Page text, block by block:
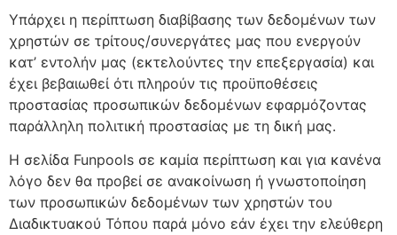
Υπάρχει η περίπτωση διαβίβασης των δεδομένων των
χρηστών σε τρίτους/συνεργάτες μας που ενεργούν
κατ’ εντολήν μας (εκτελούντες την επεξεργασία) και
έχει βεβαιωθεί ότι πληρούν τις προϋποθέσεις
προστασίας προσωπικών δεδομένων εφαρμόζοντας
παράλληλη πολιτική προστασίας με τη δική μας.
Η σελίδα Funpools σε καμία περίπτωση και για κανένα
λόγο δεν θα προβεί σε ανακοίνωση ή γνωστοποίηση
των προσωπικών δεδομένων των χρηστών του
Διαδικτυακού Τόπου παρά μόνο εάν έχει την ελεύθερη